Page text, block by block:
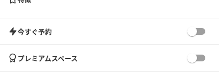
今すぐ予約
プレミアムスペース